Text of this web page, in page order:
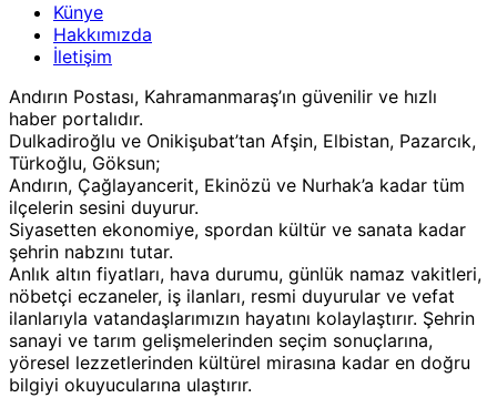
Künye
Hakkımızda
İletişim
Andırın Postası, Kahramanmaraş’ın güvenilir ve hızlı
haber portalıdır.
Dulkadiroğlu ve Onikişubat’tan Afşin, Elbistan, Pazarcık,
Türkoğlu, Göksun;
Andırın, Çağlayancerit, Ekinözü ve Nurhak’a kadar tüm
ilçelerin sesini duyurur.
Siyasetten ekonomiye, spordan kültür ve sanata kadar
şehrin nabzını tutar.
Anlık altın fiyatları, hava durumu, günlük namaz vakitleri,
nöbetçi eczaneler, iş ilanları, resmi duyurular ve vefat
ilanlarıyla vatandaşlarımızın hayatını kolaylaştırır. Şehrin
sanayi ve tarım gelişmelerinden seçim sonuçlarına,
yöresel lezzetlerinden kültürel mirasına kadar en doğru
bilgiyi okuyucularına ulaştırır.